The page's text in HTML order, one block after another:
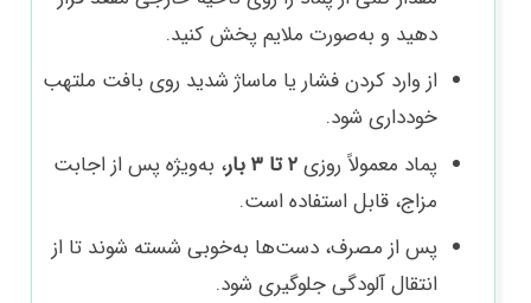
دهید و به‌صورت ملایم پخش کنید.
از وارد کردن فشار یا ماساژ شدید روی بافت ملتهب
خودداری شود.
پماد معمولاً روزی۲ تا ۳ بار
، به‌ویژه پس از اجابت
مزاج، قابل استفاده است.
پس از مصرف، دست‌ها به‌خوبی شسته شوند تا از
انتقال آلودگی جلوگیری شود.